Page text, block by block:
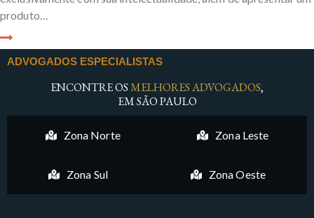
produto…
ADVOGADOS ESPECIALISTAS
ENCONTRE OSMELHORES ADVOGADOS,
EM SÃO PAULO
Zona Norte Zona Leste
Zona Sul Zona Oeste